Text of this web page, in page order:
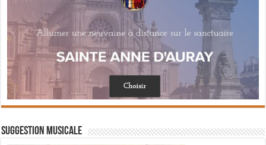
Suggestion musicale